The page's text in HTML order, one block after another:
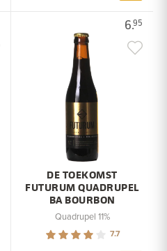
6.95
DE TOEKOMST
FUTURUM QUADRUPEL
BA BOURBON
Quadrupel 11%
7.7